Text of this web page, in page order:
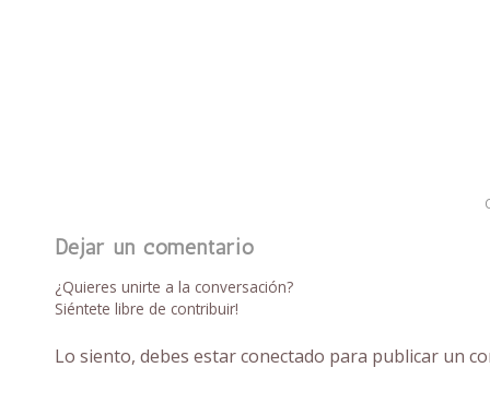
Dejar un comentario
¿Quieres unirte a la conversación?
Siéntete libre de contribuir!
Lo siento, debes estarconectado para publicar un